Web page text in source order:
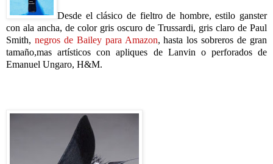
Desde el clásico de fieltro de hombre, estilo ganster
con ala ancha, de color gris oscuro de Trussardi, gris claro de Paul
Smith, negros de Bailey para Amazon, hasta los sobreros de gran
tamaño,mas artísticos con apliques de Lanvin o perforados de
Emanuel Ungaro, H&M.